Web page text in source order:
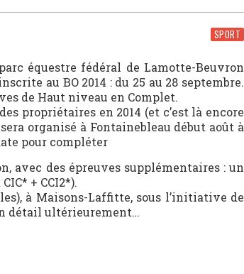
SPORT
équestre fédéral de Lamotte-Beuvron
au BO 2014 : du 25 au 28 septembre.
de Haut niveau en Complet.
propriétaires en 2014 (et c’est là encore
organisé à Fontainebleau début août à
pour compléter
avec des épreuves supplémentaires : un
+ CCI2*).
à Maisons-Laffitte, sous l’initiative de
détail ultérieurement…